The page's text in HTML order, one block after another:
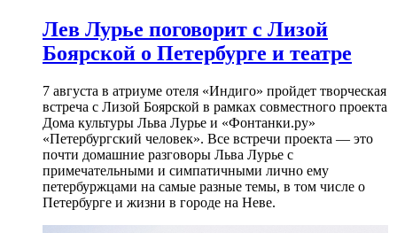
Лев Лурье поговорит с Лизой
Боярской о Петербурге и театре
7 августа в атриуме отеля «Индиго» пройдет творческая
встреча с Лизой Боярской в рамках совместного проекта
Дома культуры Льва Лурье и «Фонтанки.ру»
«Петербургский человек». Все встречи проекта — это
почти домашние разговоры Льва Лурье с
примечательными и симпатичными лично ему
петербуржцами на самые разные темы, в том числе о
Петербурге и жизни в городе на Неве.